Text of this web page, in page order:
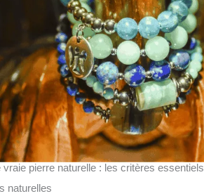
pierre naturelle : les critères essentiels
naturelles